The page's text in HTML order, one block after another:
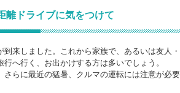
ドライブに気をつけて
到来しました。これから家族で、あるいは友人
行へ行く、お出かけする方は多いでしょう。
さらに最近の猛暑、クルマの運転には注意が必